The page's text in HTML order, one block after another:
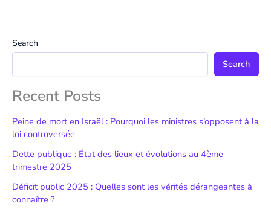
Search
Search
Recent Posts
Peine de mort en Israël : Pourquoi les ministres s’opposent à la
loi controversée
Dette publique : État des lieux et évolutions au 4ème
trimestre 2025
Déficit public 2025 : Quelles sont les vérités dérangeantes à
connaître ?